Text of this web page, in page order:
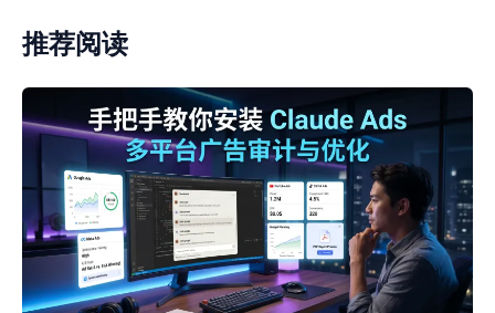
推荐阅读